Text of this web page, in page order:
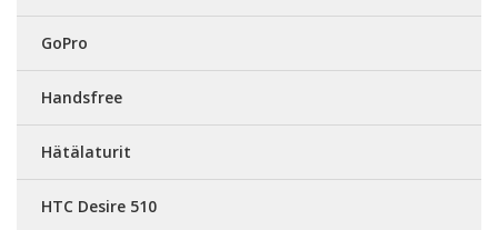
GoPro
Handsfree
Hätälaturit
HTC Desire 510